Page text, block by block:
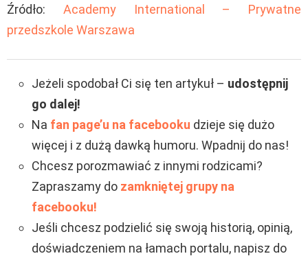
Źródło: Academy International – Prywatne
przedszkole Warszawa
Jeżeli spodobał Ci się ten artykuł – udostępnij
go dalej!
Na fan page’u na facebooku dzieje się dużo
więcej i z dużą dawką humoru. Wpadnij do nas!
Chcesz porozmawiać z innymi rodzicami?
Zapraszamy do zamkniętej grupy na
facebooku!
Jeśli chcesz podzielić się swoją historią, opinią,
doświadczeniem na łamach portalu, napisz do